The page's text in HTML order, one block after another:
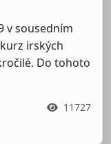
v sousedním
irských
Do tohoto
11727